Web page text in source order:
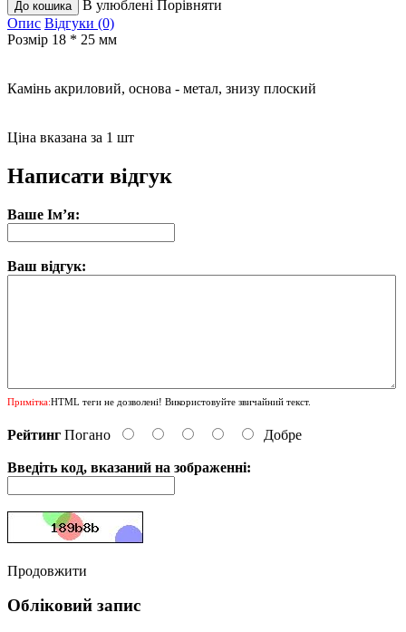
В улюблені Порівняти
Опис Відгуки (0)
Розмір 18 * 25 мм
Камінь акриловий, основа - метал, знизу плоский
Ціна вказана за 1 шт
Написати відгук
Ваше Ім’я:
Ваш відгук:
Примітка:HTML теги не дозволені! Використовуйте звичайний текст.
Рейтинг Погано Добре
Введіть код, вказаний на зображенні:
Продовжити
Обліковий запис